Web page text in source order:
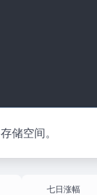
储空间。
七日涨幅